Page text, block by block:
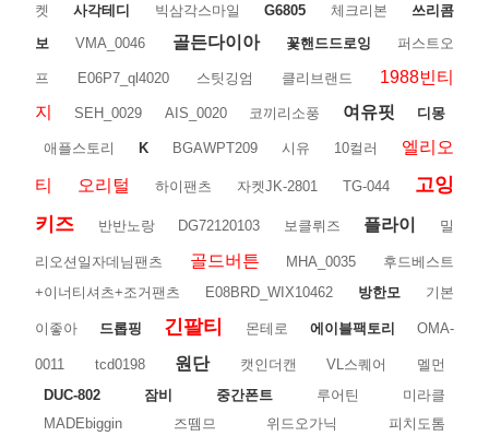
켓
사각테디 빅삼각스마일 G6805 체크리본
쓰리콤
보
VMA_0046 골든다이아 꽃핸드드로잉 퍼스트오
프 E06P7_ql4020 스팃깅엄 클리브랜드
1988빈티
지
SEH_0029 AIS_0020 코끼리소풍 여유핏 디몽
애플스토리 K BGAWPT209 시유 10컬러 엘리오
티 오리털 하이팬츠 자켓JK-2801 TG-044
고잉
키즈
반반노랑 DG72120103 보클뤼즈 플라이 밀
리오션일자데님팬츠 골드버튼 MHA_0035
후드베스트
+이너티셔츠+조거팬츠
E08BRD_WIX10462 방한모 기본
이좋아 드롭핑 긴팔티 몬테로 에이블팩토리 OMA-
0011 tcd0198 원단 캣인더캔 VL스퀘어
멜먼
DUC-802
잠비 중간폰트 루어틴
미라클
MADEbiggin
즈뗌므 위드오가닉
피치도톰